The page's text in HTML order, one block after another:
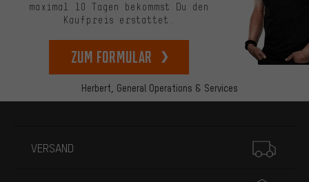
Herbert, General Operations & Services
maximal 10 Tagen bekommst Du den
Kaufpreis erstattet.
zum Formular
VERSAND